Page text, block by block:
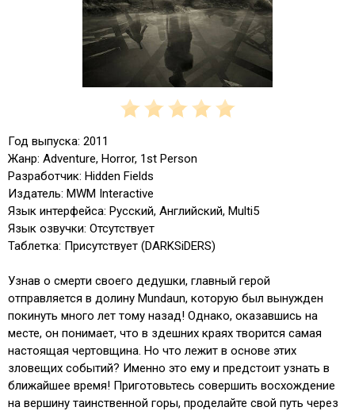
Год выпуска: 2011
Жанр: Adventure, Horror, 1st Person
Разработчик: Hidden Fields
Издатель: MWM Interactive
Язык интерфейса: Русский, Английский, Multi5
Язык озвучки: Отсутствует
Таблетка: Присутствует (DARKSiDERS)
Узнав о смерти своего дедушки, главный герой
отправляется в долину Mundaun, которую был вынужден
покинуть много лет тому назад! Однако, оказавшись на
месте, он понимает, что в здешних краях творится самая
настоящая чертовщина. Но что лежит в основе этих
зловещих событий? Именно это ему и предстоит узнать в
ближайшее время! Приготовьтесь совершить восхождение
на вершину таинственной горы, проделайте свой путь через